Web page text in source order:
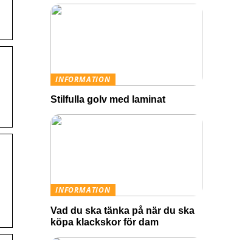
INFORMATION
Stilfulla golv med laminat
INFORMATION
Vad du ska tänka på när du ska
köpa klackskor för dam